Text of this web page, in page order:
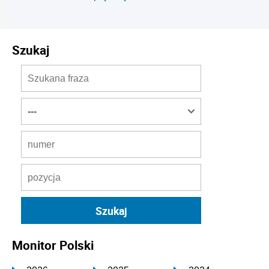
Szukaj
Monitor Polski